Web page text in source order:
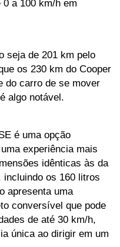
a 100 km/h em
seja de 201 km pelo
os 230 km do Cooper
do carro de se mover
algo notável.
é uma opção
experiência mais
idênticas às da
os 160 litros
apresenta uma
conversível que pode
de até 30 km/h,
única ao dirigir em um